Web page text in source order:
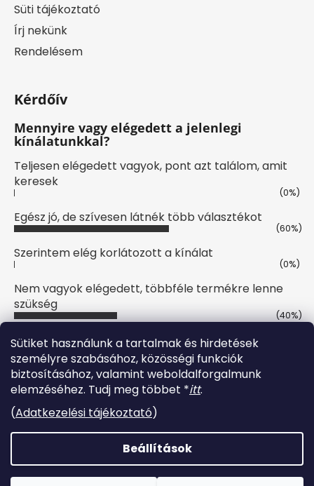
Sütiket használunk a tartalmak és hirdetések
személyre szabásához, közösségi funkciók
biztosításához, valamint weboldalforgalmunk
elemzéséhez. Tudj meg többet *itt.
(Adatkezelési tájékoztató)
Beállítások
Süti tájékoztató
Írj nekünk
Rendelésem
Kérdőív
Mennyire vagy elégedett a jelenlegi
kínálatunkkal?
Teljesen elégedett vagyok, pont azt találom, amit
keresek
(0%)
Egész jó, de szívesen látnék több választékot
(60%)
Szerintem elég korlátozott a kínálat
(0%)
Nem vagyok elégedett, többféle termékre lenne
szükség
(40%)
Szavazatok száma:10
Online fizetési lehetőséget biztosítunk
Shoptet készítette